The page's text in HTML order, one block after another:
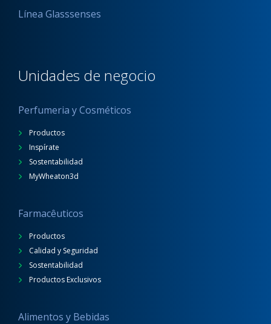
Línea Glasssenses
Unidades de negocio
Perfumeria y Cosméticos
Productos
Inspírate
Sostentabilidad
MyWheaton3d
Farmacêuticos
Productos
Calidad y Seguridad
Sostentabilidad
Productos Exclusivos
Alimentos y Bebidas